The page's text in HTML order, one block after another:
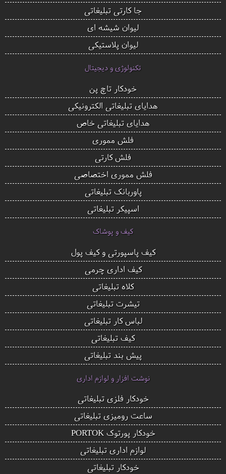
جا کارتی تبلیغاتی
لیوان شیشه ای
لیوان پلاستیکی
تکنولوژی و دیجیتال
خودکار تاچ پن
هدایای تبلیغاتی الکترونیکی
هدایای تبلیغاتی خاص
فلش مموری
فلش کارتی
فلش مموری اختصاصی
پاوربانک تبلیغاتی
اسپیکر تبلیغاتی
کیف و پوشاک
کیف پاسپورتی و کیف پول
کیف اداری چرمی
کلاه تبلیغاتی
تیشرت تبلیغاتی
لباس کار تبلیغاتی
کیف تبلیغاتی
پیش بند تبلیغاتی
نوشت افزار و لوازم اداری
خودکار فلزی تبلیغاتی
ساعت رومیزی تبلیغاتی
خودکار پورتوک PORTOK
لوازم اداری تبلیغاتی
خودکار تبلیغاتی